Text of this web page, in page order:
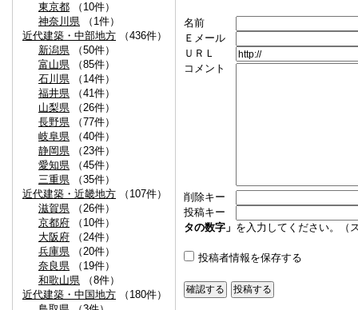
東京都 （10件）
神奈川県 （1件）
近代建築・中部地方 （436件）
新潟県 （50件）
富山県 （85件）
石川県 （14件）
福井県 （41件）
山梨県 （26件）
長野県 （77件）
岐阜県 （40件）
静岡県 （23件）
愛知県 （45件）
三重県 （35件）
近代建築・近畿地方 （107件）
滋賀県 （26件）
京都府 （10件）
大阪府 （24件）
兵庫県 （20件）
奈良県 （19件）
和歌山県 （8件）
近代建築・中国地方 （180件）
名前
Ｅメール
ＵＲＬ
コメント
削除キー
投稿キー
タの数字」 を入力してください。（
投稿者情報を保存する